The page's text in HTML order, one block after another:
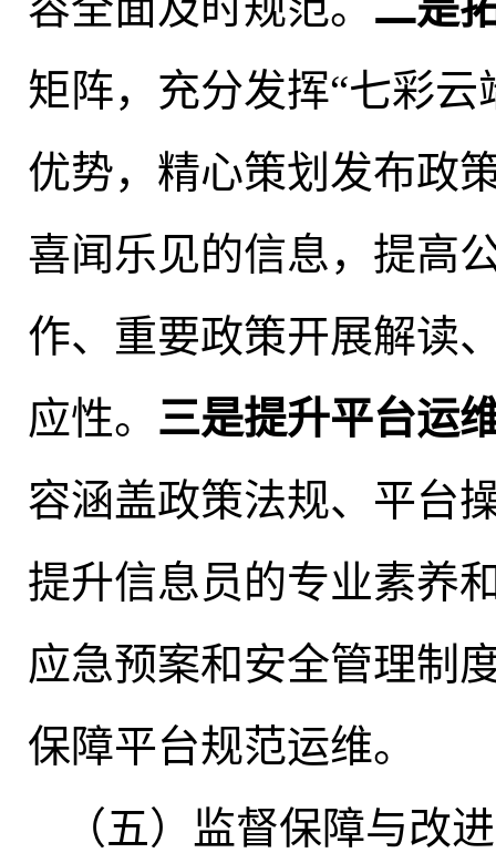
矩阵， 充分发挥“七彩
优势，精心策划发布政
喜闻乐见的信息， 提高
作、重要政策开展解读
应性。 三是提升平台运
容涵盖政策法规、平台
提升信息员的专业素养
应急预案和安全管理制
保障平台规范运维。
（五）监督保障与改